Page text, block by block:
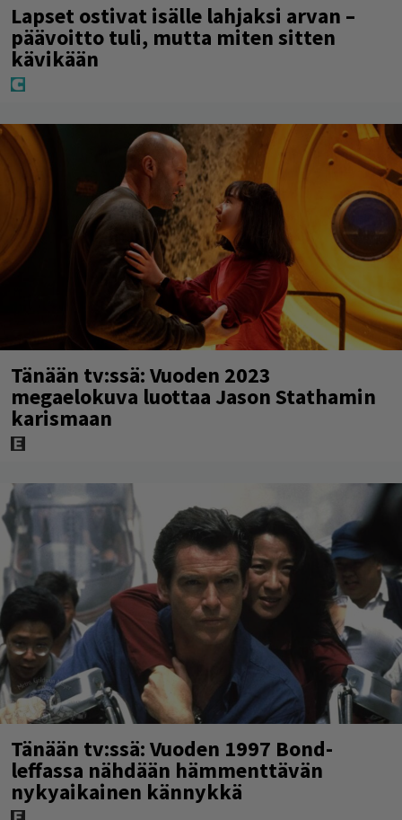
Lapset ostivat isälle lahjaksi arvan –
päävoitto tuli, mutta miten sitten
kävikään
Tänään tv:ssä: Vuoden 2023
megaelokuva luottaa Jason Stathamin
karismaan
Tänään tv:ssä: Vuoden 1997 Bond-
leffassa nähdään hämmenttävän
nykyaikainen kännykkä